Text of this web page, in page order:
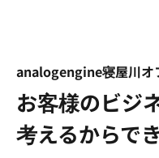
analogengine寝屋川オ
お客様のビジ
考えるからで